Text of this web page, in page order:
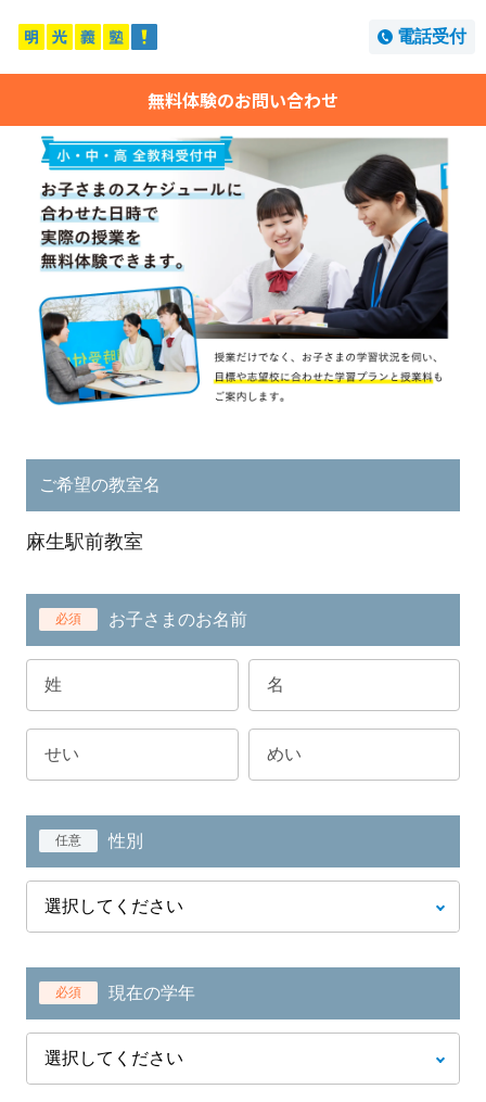
電話受付
無料体験のお問い合わせ
ご希望の教室名
麻生駅前教室
必須 お子さまのお名前
任意 性別
必須 現在の学年